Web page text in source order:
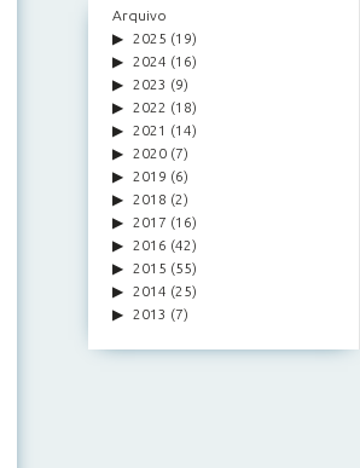
Arquivo
2025 (19)
2024 (16)
2023 (9)
2022 (18)
2021 (14)
2020 (7)
2019 (6)
2018 (2)
2017 (16)
2016 (42)
2015 (55)
2014 (25)
2013 (7)